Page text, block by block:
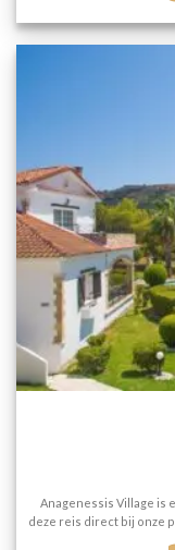
Anagenessis Village is
deze reis direct bij onze